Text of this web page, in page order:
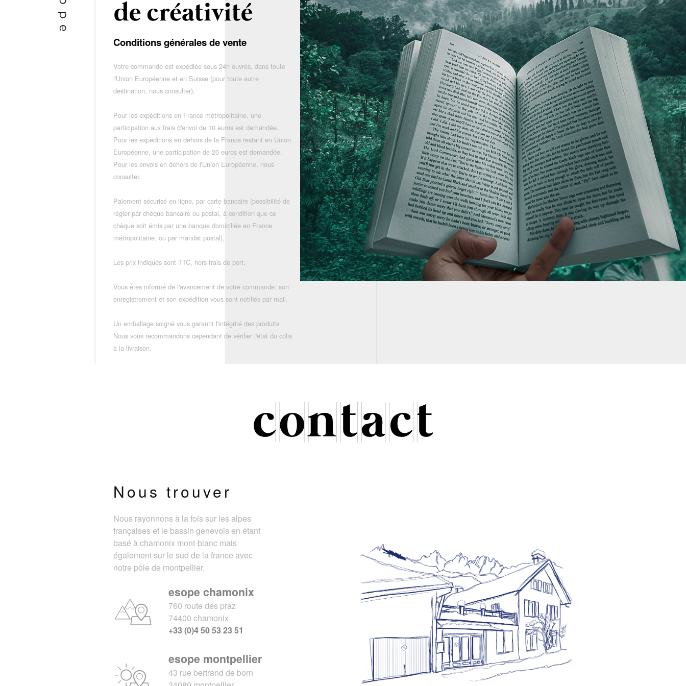
Conditions générales de vente
Votre commande est expédiée sous 24h ouvrés, dans toute
l'Union Européenne et en Suisse (pour toute autre
destination, nous consulter),
Pour les expéditions en France métropolitaine, une
participation aux frais d'envoi de 10 euros est demandée.
Pour les expéditions en dehors de la France restant en Union
Européenne, une participation de 20 euros est demandée.
Pour les envois en dehors de l'Union Européenne, nous
consulter.
Paiement sécurisé en ligne, par carte bancaire (possibilité de
régler par chèque bancaire ou postal, à condition que ce
chèque soit émis par une banque domiciliée en France
métropolitaine, ou par mandat postal),
Les prix indiqués sont TTC, hors frais de port,
Vous êtes informé de l'avancement de votre commande: son
enregistrement et son expédition vous sont notifiés par mail.
Un emballage soigné vous garantit l'intégrité des produits.
Nous vous recommandons cependant de vérifier l'état du colis
à la livraison.
Nous trouver
Nous rayonnons à la fois sur les alpes
françaises et le bassin genevois en étant
basé à chamonix mont-blanc mais
également sur le sud de la france avec
notre pôle de montpellier.
esope chamonix
760 route des praz
74400 chamonix
+33 (0)4 50 53 23 51
esope montpellier
43 rue bertrand de born